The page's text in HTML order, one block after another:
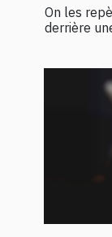
On les
derrière